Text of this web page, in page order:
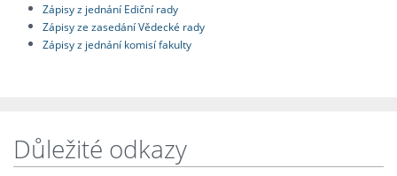
Zápisy z jednání Ediční rady
Zápisy ze zasedání Vědecké rady
Zápisy z jednání komisí fakulty
Důležité odkazy